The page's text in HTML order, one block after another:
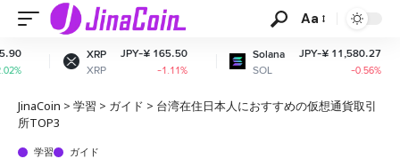
Aa
XRP
XRP
JPY-¥ 165.50
-1.11%
Solana
SOL
JPY-¥ 11,580.27
DOGE
JinaCoin > 学習 > ガイド > 台湾在住日本人におすすめの仮想通貨取引
所TOP3
学習 ガイド